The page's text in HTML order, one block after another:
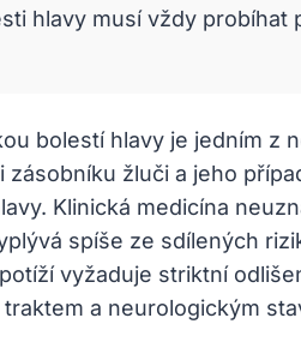
hlavy musí vždy
bolestí hlavy je jedním
žluči a jeho
Klinická medicína
spíše ze sdílených
vyžaduje striktní
a neurologickým